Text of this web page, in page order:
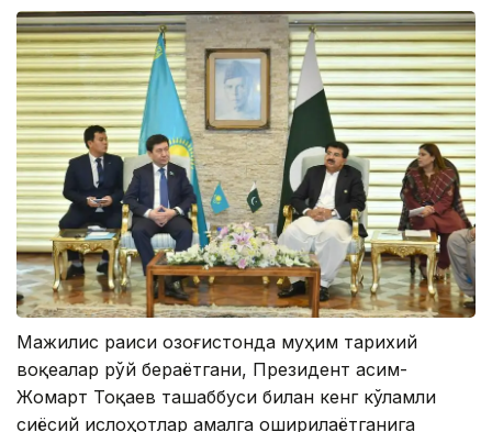
Мажилис раиси Қозоғистонда муҳим тарихий
воқеалар рўй бераётгани, Президент Қасим-
Жомарт Тоқаев ташаббуси билан кенг кўламли
сиёсий ислоҳотлар амалга оширилаётганига